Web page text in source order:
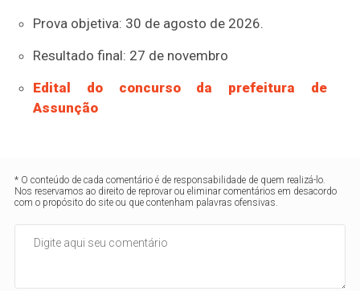
Prova objetiva: 30 de agosto de 2026.
Resultado final: 27 de novembro
Edital do concurso da prefeitura de
Assunção
* O conteúdo de cada comentário é de responsabilidade de quem realizá-lo.
Nos reservamos ao direito de reprovar ou eliminar comentários em desacordo
com o propósito do site ou que contenham palavras ofensivas.